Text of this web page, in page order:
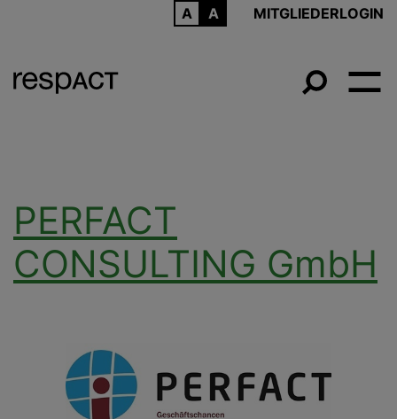
MITGLIEDERLOGIN
PERFACT
CONSULTING GmbH